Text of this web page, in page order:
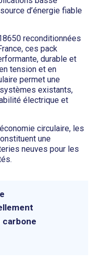
d’énergie fiable
reconditionnées
ces pack
durable et
tension et en
permet une
existants,
électrique et
circulaire, les
une
neuves pour les
carbone